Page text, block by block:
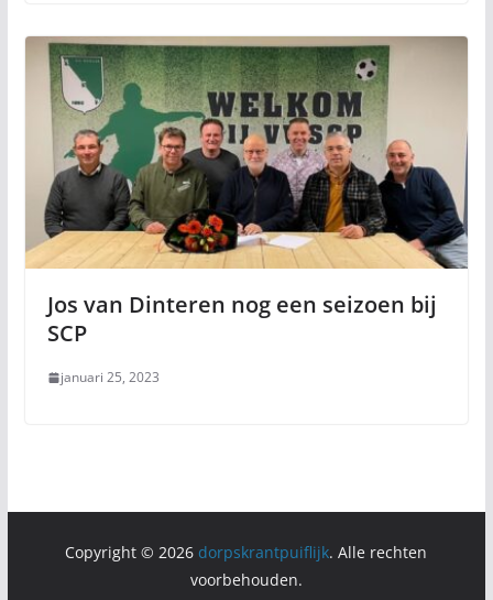
Jos van Dinteren nog een seizoen bij
SCP
januari 25, 2023
Copyright © 2026 dorpskrantpuiflijk. Alle rechten
voorbehouden.